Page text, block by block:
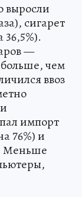
выросли
сигарет
36,5%).
—
чем
ввоз
импорт
76%) и
Меньше